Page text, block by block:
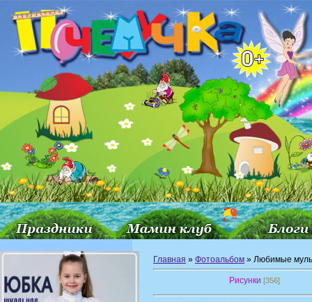
Главная » Фотоальбом » Любимые
Рисунки [356]